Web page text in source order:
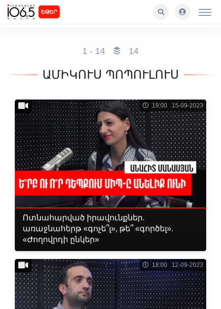
ԵԹԵՐ
1 - 14 14
ԱՄԻԿՈՒՍ ՊՈՊՈՒԼՈՒՍ
19:00 15-09-2023
Ոտնահարված իրավունքներ.
առաջնահերթ «գոչե՞լ», թե՞ «գործել».
«Ժողովրդի ընկեր»
18:00 12-09-2023